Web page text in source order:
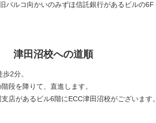
パルコ向かいのみずほ信託銀行があるビルの6F
津田沼校への道順
2分。
段を降りて、直進します。
店があるビル6階にECC津田沼校がございます。